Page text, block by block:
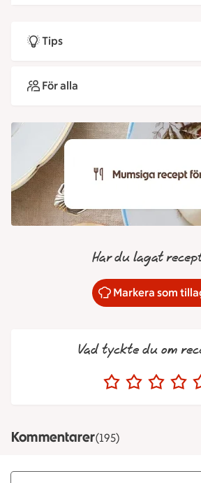
Tips
För alla
Har du lagat
Markera som
Vad tyckte du om
Kommentarer(195)